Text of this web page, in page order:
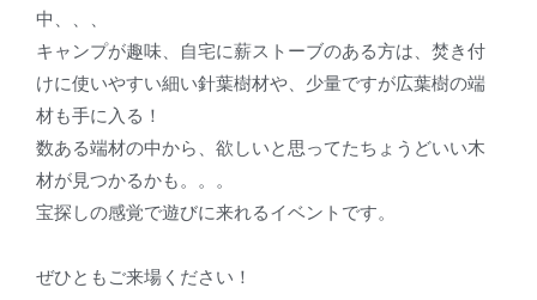
中、、、
キャンプが趣味、自宅に薪ストーブのある方は、焚き付
けに使いやすい細い針葉樹材や、 少量ですが広葉樹の端
材も手に入る！
数ある端材の中から、 欲しいと思ってたちょうどいい木
材が見つかるかも。。。
宝探しの感覚で遊びに来れるイベントです。
ぜひともご来場ください！